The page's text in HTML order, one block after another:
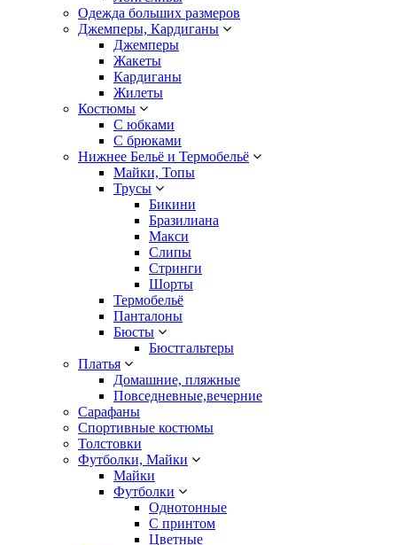
Одежда больших размеров
Джемперы, Кардиганы
Джемперы
Жакеты
Кардиганы
Жилеты
Костюмы
С юбками
С брюками
Нижнее Бельё и Термобельё
Майки, Топы
Трусы
Бикини
Бразилиана
Макси
Слипы
Стринги
Шорты
Термобельё
Панталоны
Бюсты
Бюстгальтеры
Платья
Домашние, пляжные
Повседневные,вечерние
Сарафаны
Спортивные костюмы
Толстовки
Футболки, Майки
Майки
Футболки
Однотонные
С принтом
Цветные